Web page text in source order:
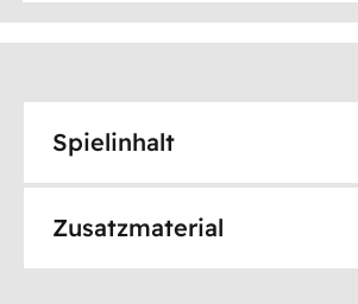
Spielinhalt
Zusatzmaterial